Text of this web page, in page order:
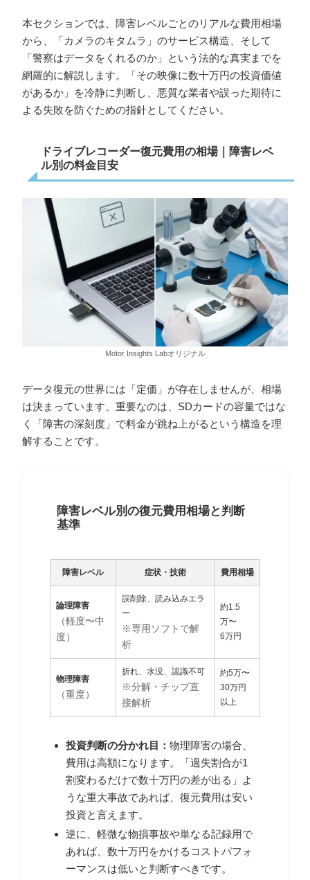
本セクションでは、障害レベルごとのリアルな費用相場
から、「カメラのキタムラ」のサービス構造、そして
「警察はデータをくれるのか」という法的な真実までを
網羅的に解説します。「その映像に数十万円の投資価値
があるか」を冷静に判断し、悪質な業者や誤った期待に
よる失敗を防ぐための指針としてください。
ドライブレコーダー復元費用の相場｜障害レベ
ル別の料金目安
Motor Insights Labオリジナル
データ復元の世界には「定価」が存在しませんが、相場
は決まっています。重要なのは、SDカードの容量ではな
く「障害の深刻度」で料金が跳ね上がるという構造を理
解することです。
障害レベル別の復元費用相場と判断
基準
障害レベル 症状・技術 費用相場
論理障害
（軽度〜中
度）
誤削除、読み込みエラ
ー
※専用ソフトで解
析
約1.5
万〜
6万円
物理障害
（重度）
折れ、水没、認識不可
※分解・チップ直
接解析
約5万〜
30万円
以上
投資判断の分かれ目：物理障害の場合、
費用は高額になります。「過失割合が1
割変わるだけで数十万円の差が出る」よ
うな重大事故であれば、復元費用は安い
投資と言えます。
逆に、軽微な物損事故や単なる記録用で
あれば、数十万円をかけるコストパフォ
ーマンスは低いと判断すべきです。